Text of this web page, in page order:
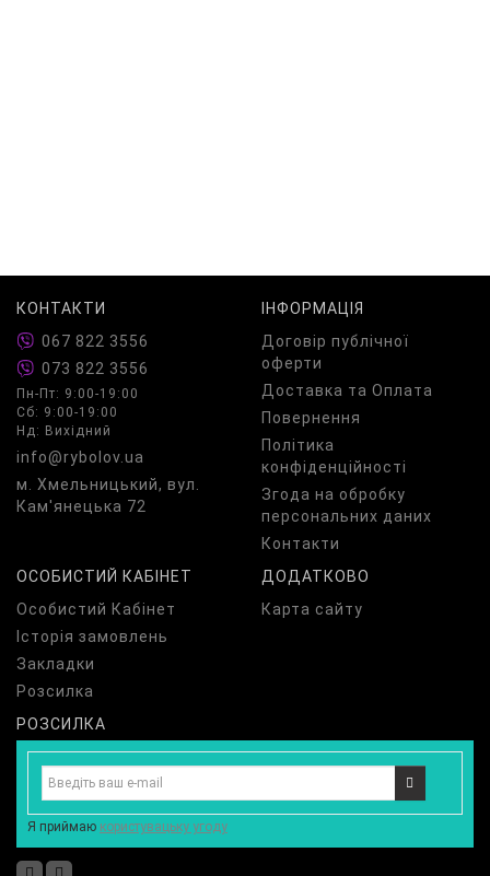
КОНТАКТИ
067 822 3556
073 822 3556
Пн-Пт: 9:00-19:00
Сб: 9:00-19:00
Нд: Вихідний
info@rybolov.ua
м. Хмельницький, вул.
Кам'янецька 72
ІНФОРМАЦІЯ
Договір публічної
оферти
Доставка та Оплата
Повернення
Політика
конфіденційності
Згода на обробку
персональних даних
Контакти
ОСОБИСТИЙ КАБІНЕТ
Особистий Кабінет
Історія замовлень
Закладки
Розсилка
ДОДАТКОВО
Карта сайту
РОЗСИЛКА
Я приймаю користувацьку угоду